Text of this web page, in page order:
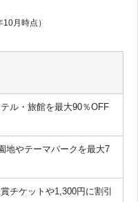
月時点）
ル・旅館を最大90％OFF
地やテーマパークを最大7
チケットや1,300円に割引